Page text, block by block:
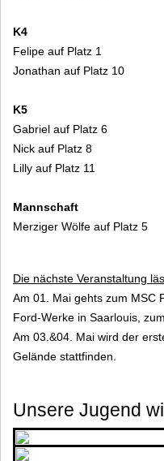
K4
Felipe auf Platz 1
Jonathan auf Platz 10
K5
Gabriel auf Platz 6
Nick auf Platz 8
Lilly auf Platz 11
Mannschaft
Merziger Wölfe auf Platz 5
Die nächste Veranstaltung
Am 01. Mai gehts zum MSC
Ford-Werke in Saarlouis,
Am 03.&04. Mai wird der
Gelände stattfinden.
Unsere Jugend